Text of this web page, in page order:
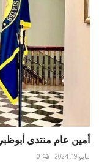
أمين عام منتدى
مايو 19, 2024 0